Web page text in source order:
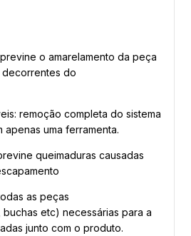
o amarelamento da peça
decorrentes do
remoção completa do sistema
apenas uma ferramenta.
queimaduras causadas
as peças
etc) necessárias para a
junto com o produto.